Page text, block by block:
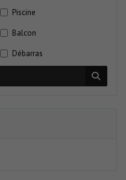
Piscine
Balcon
Débarras